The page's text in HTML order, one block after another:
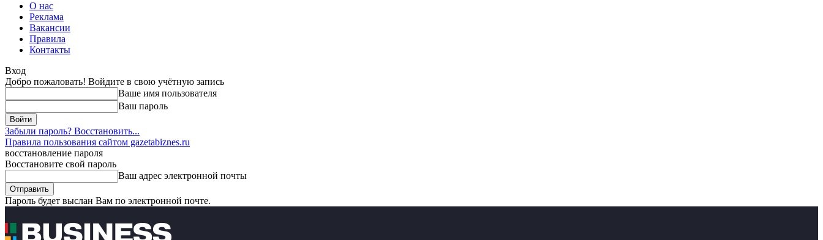
О нас
Реклама
Вакансии
Правила
Контакты
Вход
Добро пожаловать! Войдите в свою учётную запись
Ваше имя пользователя
Ваш пароль
Забыли пароль? Восстановить...
Правила пользования сайтом gazetabiznes.ru
восстановление пароля
Восстановите свой пароль
Ваш адрес электронной почты
Пароль будет выслан Вам по электронной почте.